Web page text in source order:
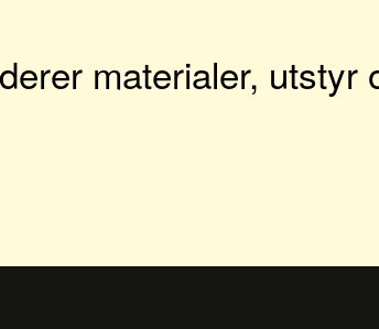
materialer, utstyr